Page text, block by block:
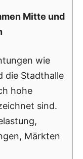
Mitte und
wie
die Stadthalle
hohe
sind.
Märkten